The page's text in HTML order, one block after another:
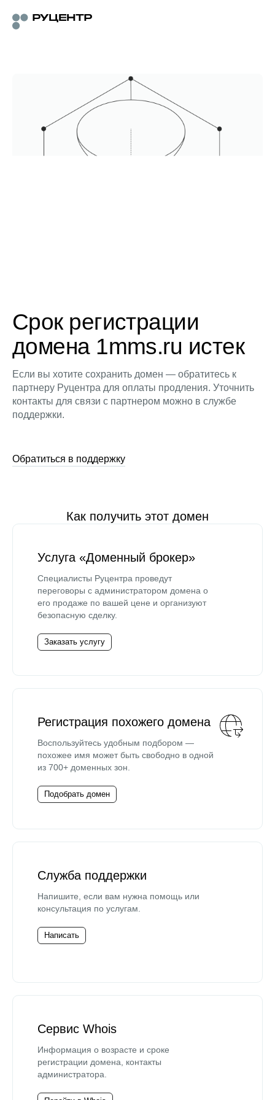
Срок регистрации
домена 1mms.ru истек
Если вы хотите сохранить домен — обратитесь к
партнеру Руцентра для оплаты продления. Уточнить
контакты для связи с партнером можно в службе
поддержки.
Обратиться в поддержку
Как получить этот домен
Услуга «Доменный брокер»
Специалисты Руцентра проведут
переговоры с администратором домена о
его продаже по вашей цене и организуют
безопасную сделку.
Заказать услугу
Регистрация похожего домена
Воспользуйтесь удобным подбором —
похожее имя может быть свободно в одной
из 700+ доменных зон.
Подобрать домен
Служба поддержки
Напишите, если вам нужна помощь или
консультация по услугам.
Написать
Сервис Whois
Информация о возрасте и сроке
регистрации домена, контакты
администратора.